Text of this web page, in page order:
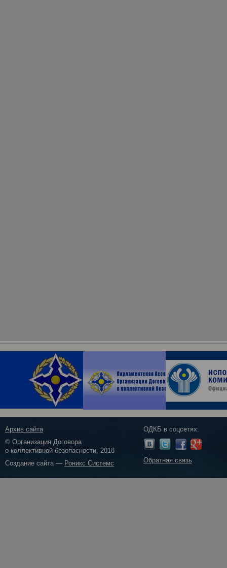
Архив сайта
© Организация Договора
о коллективной безопасности, 2018
Создание сайта — Роникс Системс
ОДКБ в соцсетях:
Обратная связь